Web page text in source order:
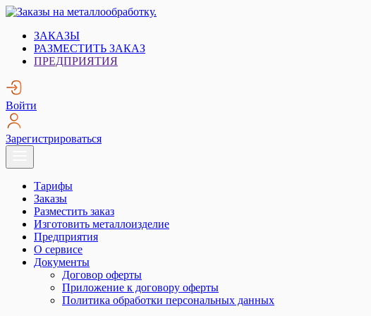
Skip
content
Заказы на металлообработку.
Металлообработка. Открытые заказы на металлообработку.
ЗАКАЗЫ
РАЗМЕСТИТЬ ЗАКАЗ
ПРЕДПРИЯТИЯ
Войти
Зарегистрироваться
Тарифы
Заказы
Разместить заказ
Изготовить металлоизделие
Предприятия
О сервисе
Документы
Договор оферты
Приложение к договору оферты
Политика обработки персональных данных